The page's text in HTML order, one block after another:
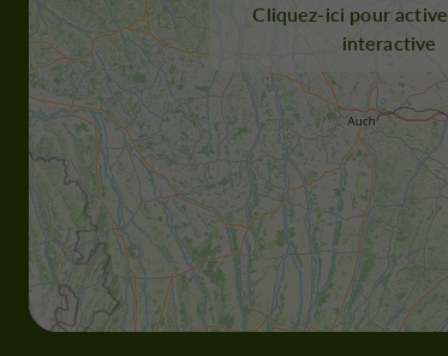
Cliquez-ici pour
interactive